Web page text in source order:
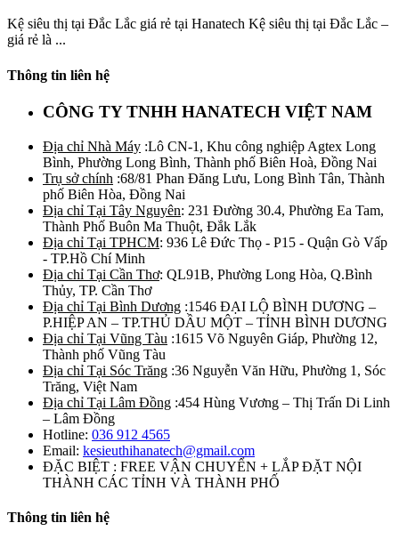
Kệ siêu thị tại Đắc Lắc giá rẻ tại Hanatech Kệ siêu thị tại Đắc Lắc –
giá rẻ là ...
Thông tin liên hệ
CÔNG TY TNHH HANATECH VIỆT NAM
Địa chỉ Nhà Máy :Lô CN-1, Khu công nghiệp Agtex Long
Bình, Phường Long Bình, Thành phố Biên Hoà, Đồng Nai
Trụ sở chính :68/81 Phan Đăng Lưu, Long Bình Tân, Thành
phố Biên Hòa, Đồng Nai
Địa chỉ Tại Tây Nguyên: 231 Đường 30.4, Phường Ea Tam,
Thành Phố Buôn Ma Thuột, Đắk Lắk
Địa chỉ Tại TPHCM: 936 Lê Đức Thọ - P15 - Quận Gò Vấp
- TP.Hồ Chí Minh
Địa chỉ Tại Cần Thơ: QL91B, Phường Long Hòa, Q.Bình
Thủy, TP. Cần Thơ
Địa chỉ Tại Bình Dương :1546 ĐẠI LỘ BÌNH DƯƠNG –
P.HIỆP AN – TP.THỦ DẦU MỘT – TỈNH BÌNH DƯƠNG
Địa chỉ Tại Vũng Tàu :1615 Võ Nguyên Giáp, Phường 12,
Thành phố Vũng Tàu
Địa chỉ Tại Sóc Trăng :36 Nguyễn Văn Hữu, Phường 1, Sóc
Trăng, Việt Nam
Địa chỉ Tại Lâm Đồng :454 Hùng Vương – Thị Trấn Di Linh
– Lâm Đồng
Hotline: 036 912 4565
Email: kesieuthihanatech@gmail.com
ĐẶC BIỆT : FREE VẬN CHUYỂN + LẮP ĐẶT NỘI
THÀNH CÁC TỈNH VÀ THÀNH PHỐ
Thông tin liên hệ